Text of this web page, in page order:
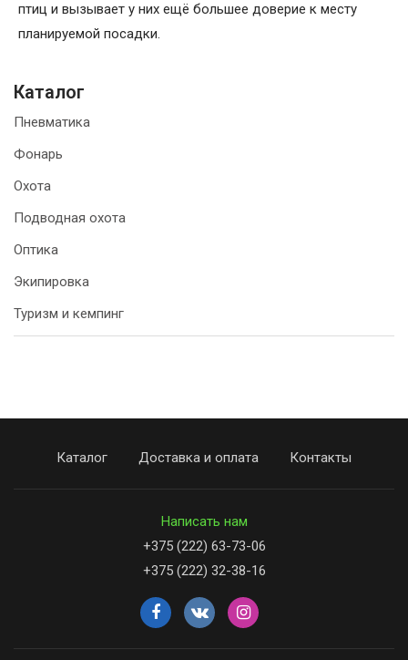
птиц и вызывает у них ещё большее доверие к месту
планируемой посадки.
Каталог
Пневматика
Фонарь
Охота
Подводная охота
Оптика
Экипировка
Туризм и кемпинг
Каталог Доставка и оплата Контакты
Написать нам
+375 (222) 63-73-06
+375 (222) 32-38-16